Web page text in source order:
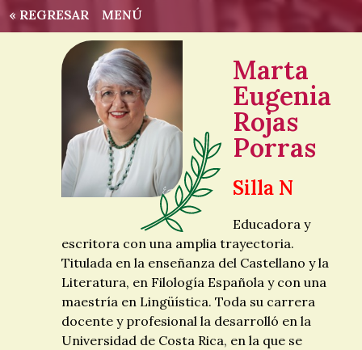
« REGRESAR MENÚ
Marta
Eugenia
Rojas
Porras
Silla N
Educadora y
escritora con una amplia trayectoria.
Titulada en la enseñanza del Castellano y la
Literatura, en Filología Española y con una
maestría en Lingüística. Toda su carrera
docente y profesional la desarrolló en la
Universidad de Costa Rica, en la que se